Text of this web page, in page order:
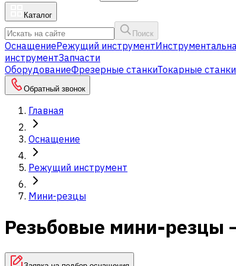
Каталог
Поиск
ОснащениеРежущий инструмент
инструментЗапчасти
ОборудованиеФрезерные станкиТокарные станки
Обратный звонок
Главная
Оснащение
Режущий инструмент
Мини-резцы
Резьбовые мини-резцы